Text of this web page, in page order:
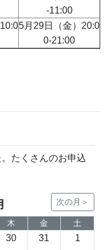
-11:00
5月29日（金）20:0
0-21:00
たくさんのお申込
次の月＞
木 金 土
30 31 1